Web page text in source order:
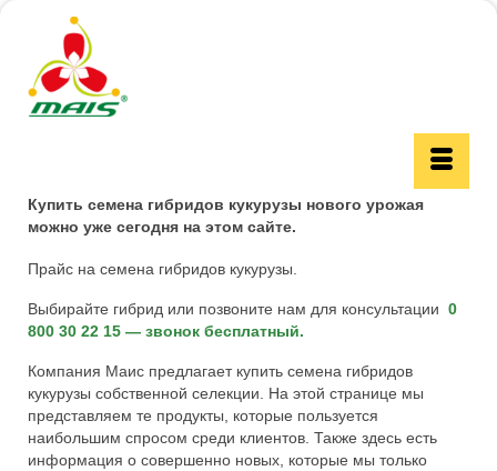
Купить семена гибридов кукурузы нового урожая
можно уже сегодня на этом сайте.
Прайс на семена гибридов кукурузы.
Выбирайте гибрид или позвоните нам для консультации 0
800 30 22 15 — звонок бесплатный.
Компания Маис предлагает купить семена гибридов
кукурузы собственной селекции. На этой странице мы
представляем те продукты, которые пользуется
наибольшим спросом среди клиентов. Также здесь есть
информация о совершенно новых, которые мы только